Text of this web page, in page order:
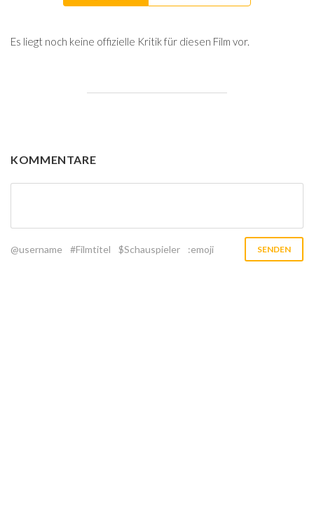
Es liegt noch keine offizielle Kritik für diesen Film vor.
KOMMENTARE
@username #Filmtitel $Schauspieler :emoji